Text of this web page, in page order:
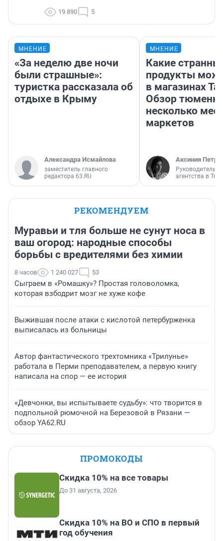
19 890 5
МНЕНИЕ
«За неделю две ночи
были страшные»:
туристка рассказала об
отдыхе в Крыму
Александра Исмайлова
заместитель главного
редактора 63.RU
МНЕНИЕ
Какие
продукты
в магазинах
Обзор
несколько
маркетов
Аксиния
Руководитель
агентства в
РЕКОМЕНДУЕМ
Муравьи и тля больше не сунут носа в
ваш огород: народные способы
борьбы с вредителями без химии
8 часов 1 240 027 53
Сыграем в «Ромашку»? Простая головоломка,
которая взбодрит мозг не хуже кофе
Выжившая после атаки с кислотой петербурженка
выписалась из больницы
Автор фантастического трехтомника «Трилунье»
работала в Перми преподавателем, а первую книгу
написала на спор — ее история
«Девчонки, вы испытываете судьбу»: что творится в
подпольной рюмочной на Березовой в Рязани —
обзор YA62.RU
ПРОМОКОДЫ
Скидка 10% на все товары
До 31 августа, 2026
Скидка 10% на ВО и СПО в первый
год обучения